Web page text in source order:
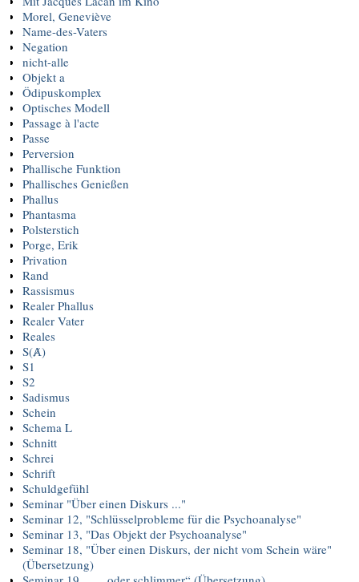
Morel, Geneviève
Name-des-Vaters
Negation
nicht-alle
Objekt a
Ödipuskomplex
Optisches Modell
Passage à l'acte
Passe
Perversion
Phallische Funktion
Phallisches Genießen
Phallus
Phantasma
Polsterstich
Porge, Erik
Privation
Rand
Rassismus
Realer Phallus
Realer Vater
Reales
S(Ⱥ)
S1
S2
Sadismus
Schein
Schema L
Schnitt
Schrei
Schrift
Schuldgefühl
Seminar "Über einen Diskurs ..."
Seminar 12, "Schlüsselprobleme für die Psychoanalyse"
Seminar 13, "Das Objekt der Psychoanalyse"
Seminar 18, "Über einen Diskurs, der nicht vom Schein wäre"
(Übersetzung)